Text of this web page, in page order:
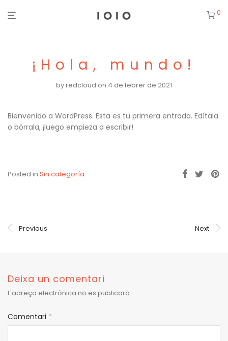
0
¡Hola, mundo!
byredcloud on 4 de febrer de 2021
Bienvenido a WordPress. Esta es tu primera entrada. Edítala
o bórrala, ¡luego empieza a escribir!
Posted in Sin categoría.
Previous Next
Deixa un comentari
L'adreça electrònica no es publicarà.
Comentari *